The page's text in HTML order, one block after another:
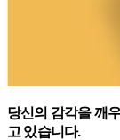
당신의 감각을 깨
고 있습니다.